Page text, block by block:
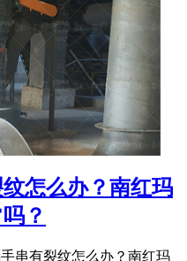
怎么办？南红玛
？
串有裂纹怎么办？南红玛